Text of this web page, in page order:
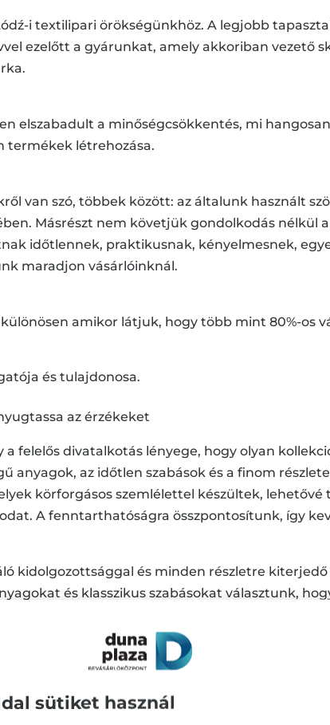
i textilipari örökségünkhöz. A legjobb
ezelőtt a gyárunkat, amely akkoriban vezető
elszabadult a minőségcsökkentés, mi
termékek létrehozása.
van szó, többek között: az általunk használt
Másrészt nem követjük gondolkodás nélkül
időtlennek, praktikusnak, kényelmesnek,
maradjon vásárlóinknál.
amikor látjuk, hogy több mint 80%-os
és tulajdonosa.
az érzékeket
a felelős divatalkotás lényege, hogy olyan
anyagok, az időtlen szabások és a finom
körforgásos szemlélettel készültek,
A fenntarthatóságra összpontosítunk, így
kidolgozottsággal és minden részletre
és klasszikus szabásokat választunk,
minimalizálják a környezetre gyakorolt hatást.
a talaj egészségét és a biodiverzitást,
Támaszkodunk a LENZING™ ECOVERO™
sütiket használ